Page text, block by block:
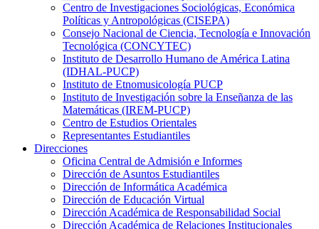
Centro de Investigaciones Sociológicas, Económica
Políticas y Antropológicas (CISEPA)
Consejo Nacional de Ciencia, Tecnología e Innovación
Tecnológica (CONCYTEC)
Instituto de Desarrollo Humano de América Latina
(IDHAL-PUCP)
Instituto de Etnomusicología PUCP
Instituto de Investigación sobre la Enseñanza de las
Matemáticas (IREM-PUCP)
Centro de Estudios Orientales
Representantes Estudiantiles
Direcciones
Oficina Central de Admisión e Informes
Dirección de Asuntos Estudiantiles
Dirección de Informática Académica
Dirección de Educación Virtual
Dirección Académica de Responsabilidad Social
Dirección Académica de Relaciones Institucionales